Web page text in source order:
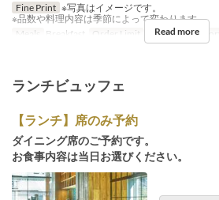
Fine Print ※写真はイメージです。
※品数や料理内容は季節によって変わります。
Meals
Breakfast Order Limit 1 ~ Seat Category
Read more
ランチビュッフェ
【ランチ】席のみ予約
ダイニング席のご予約です。
お食事内容は当日お選びください。